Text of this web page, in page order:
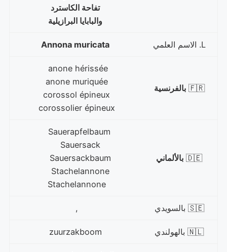
تفاحة الكاسترد
والبابايا البرازيلية
L. الاسم العلمي
🇫🇷 بالفرنسية
anone hérissée
anone muriquée
corossol épineux
corossolier épineux
🇩🇪 بالألماني
Sauersack
Sauersackbaum
Stachelannone
Stachelannone
🇸🇪 بالسويدي ,
🇳🇱 بالهولندي